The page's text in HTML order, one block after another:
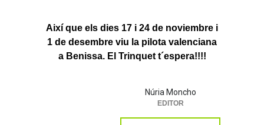
Així que els dies 17 i 24 de noviembre i
1 de desembre viu la pilota valenciana
a Benissa. El Trinquet t´espera!!!!
Núria Moncho
EDITOR